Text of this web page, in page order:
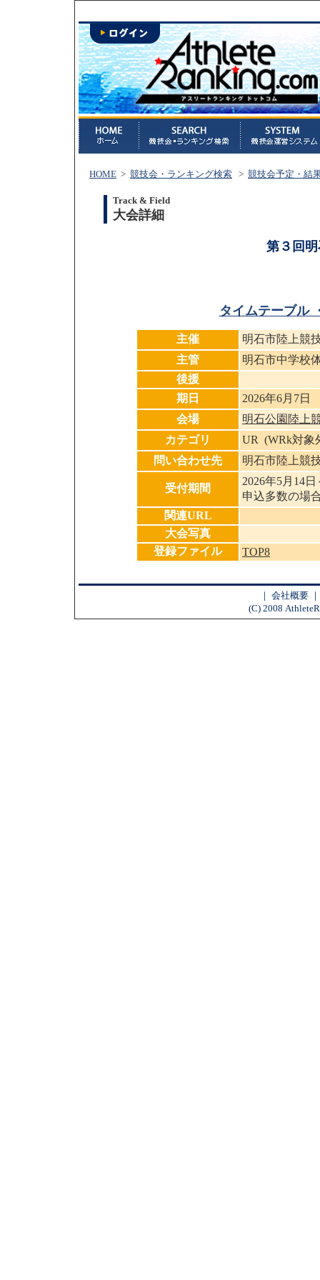
HOME > 競技会・ランキング検索 > 競技会予定・結
Track & Field
大会詳細
第３回
タイムテーブル
主催
明石市陸上競
主管
明石市中学校
後援
期日
2026年6月7日
会場
明石公園陸上
カテゴリ
UR (WRk対象
問い合わせ先
明石市陸上競
受付期間
2026年5月14日
申込多数の場
関連URL
大会写真
登録ファイル
TOP8
｜ 会社概要
(C) 2008